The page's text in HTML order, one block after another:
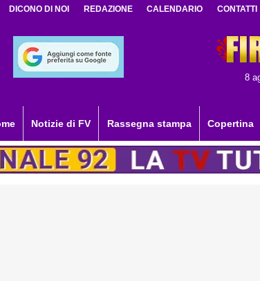
DICONO DI NOI REDAZIONE CALENDARIO CONTATTI
8
Notizie di FV Rassegna stampa Copertina